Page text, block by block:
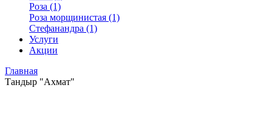
Роза (1)
Роза морщинистая (1)
Стефанандра (1)
Услуги
Акции
Главная
Тандыр "Ахмат"